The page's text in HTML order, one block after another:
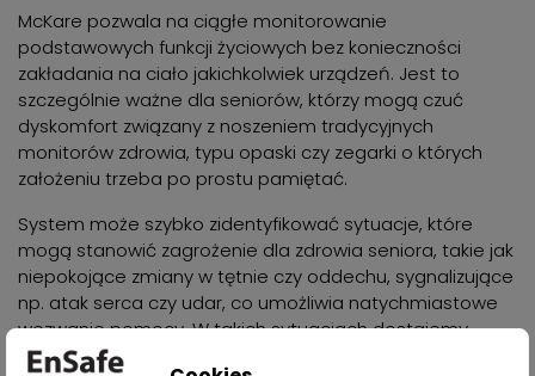
McKare pozwala na ciągłe monitorowanie
podstawowych funkcji życiowych bez konieczności
zakładania na ciało jakichkolwiek urządzeń. Jest to
szczególnie ważne dla seniorów, którzy mogą czuć
dyskomfort związany z noszeniem tradycyjnych
monitorów zdrowia, typu opaski czy zegarki o których
założeniu trzeba po prostu pamiętać.
System może szybko zidentyfikować sytuacje, które
mogą stanowić zagrożenie dla zdrowia seniora, takie jak
niepokojące zmiany w tętnie czy oddechu, sygnalizujące
np. atak serca czy udar, co umożliwia natychmiastowe
wezwanie pomocy. W takich sytuacjach dostajemy
powiadomienie na platformie internetowej oraz w